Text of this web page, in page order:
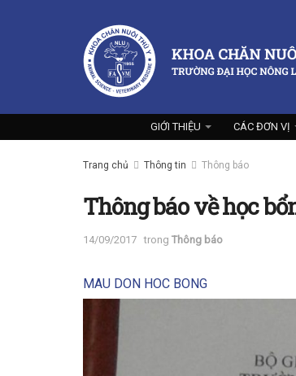
GIỚI THIỆU CÁC ĐƠN VỊ
Trang chủ Thông tin Thông báo
Thông báo về học
14/09/2017 trong Thông báo
MAU DON HOC BONG